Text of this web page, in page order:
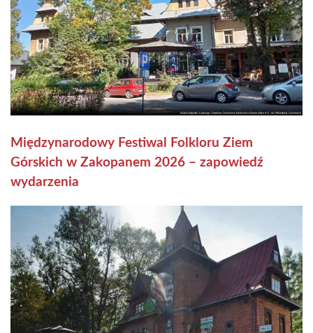
Międzynarodowy Festiwal Folkloru Ziem
Górskich w Zakopanem 2026 – zapowiedź
wydarzenia